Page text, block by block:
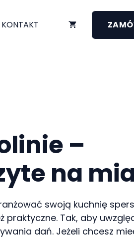
KONTAKT
–
na
swoją kuchnię
praktyczne. Tak, aby
dań. Jeżeli chcesz